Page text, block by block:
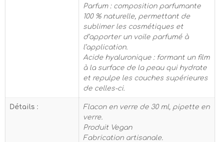
Parfum : composition parfumante
100 % naturelle, permettant de
sublimer les cosmétiques et
d’apporter un voile parfumé à
l’application.
Acide hyaluronique : formant un film
à la surface de la peau qui hydrate
et repulpe les couches supérieures
de celles-ci.
Détails :
Flacon en verre de 30 ml, pipette en
verre.
Produit Vegan
Fabrication artisanale.